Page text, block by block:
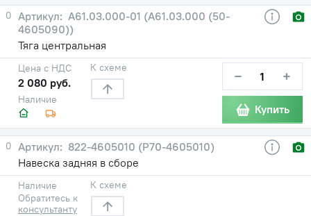
0
А61.03.000-01 (А61.03.000 (50-
4605090))
Тяга центральная
Наличие
Цена с НДС
2 080 руб.
К схеме − +
Купить
0
822-4605010 (Р70-4605010)
Навеска задняя в сборе
Наличие
Обратитесь к
консультанту
К схеме